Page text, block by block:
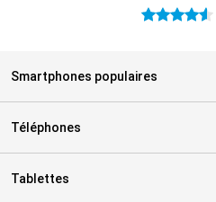
4.6 étoiles
Smartphones populaires
Téléphones
Tablettes